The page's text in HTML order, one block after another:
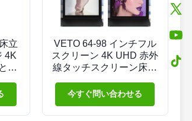
立
4K
イ
VETO 64-98 インチフル
スクリーン 4K UHD 赤外
線タッチスクリーン床置
60000H 寿命
今すぐ問い合わせる